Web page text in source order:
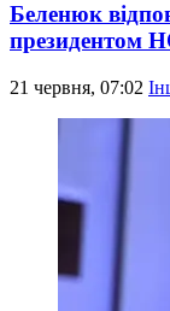
Беленюк
президентом
21 червня, 07:02